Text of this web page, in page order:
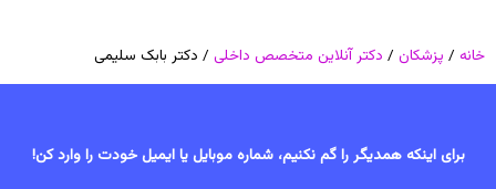
خانه / پزشکان / دکتر آنلاین متخصص داخلی / دکتر بابک سلیمی
برای اینکه همدیگر را گم نکنیم، شماره موبایل یا ایمیل خودت را وارد کن!